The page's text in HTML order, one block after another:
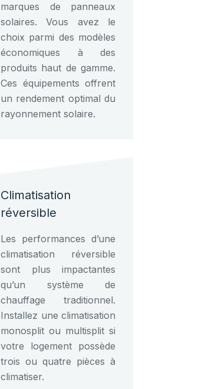
marques de panneaux
solaires. Vous avez le
choix parmi des modèles
économiques à des
produits haut de gamme.
Ces équipements offrent
un rendement optimal du
rayonnement solaire.
Climatisation
réversible
Les performances d’une
climatisation réversible
sont plus impactantes
qu’un système de
chauffage traditionnel.
Installez une climatisation
monosplit ou multisplit si
votre logement possède
trois ou quatre pièces à
climatiser.